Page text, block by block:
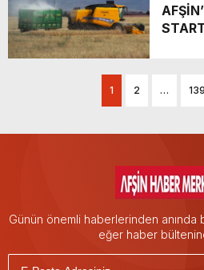
1 2 … 139
Günün önemli haberlerinden anında
eğer haber